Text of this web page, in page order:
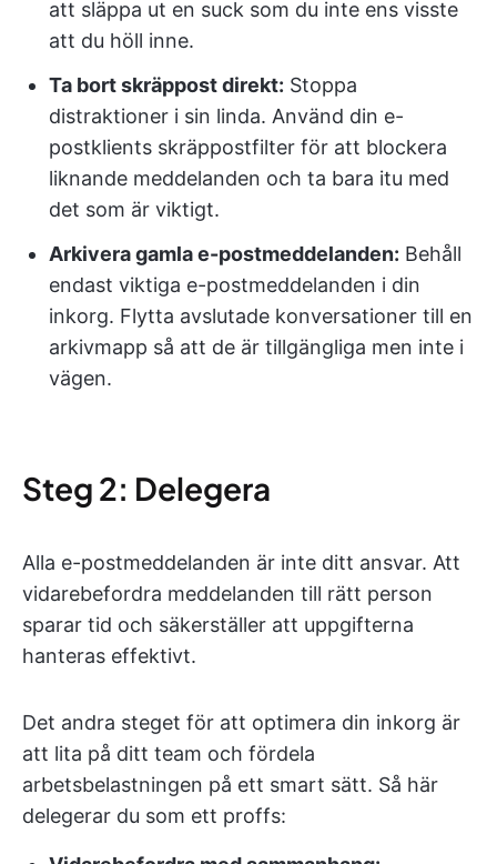
att släppa ut en suck som du inte ens visste
att du höll inne.
Ta bort skräppost direkt: Stoppa
distraktioner i sin linda. Använd din e-
postklients skräppostfilter för att blockera
liknande meddelanden och ta bara itu med
det som är viktigt.
Arkivera gamla e-postmeddelanden: Behåll
endast viktiga e-postmeddelanden i din
inkorg. Flytta avslutade konversationer till en
arkivmapp så att de är tillgängliga men inte i
vägen.
Steg 2: Delegera
Alla e-postmeddelanden är inte ditt ansvar. Att
vidarebefordra meddelanden till rätt person
sparar tid och säkerställer att uppgifterna
hanteras effektivt.
Det andra steget för att optimera din inkorg är
att lita på ditt team och fördela
arbetsbelastningen på ett smart sätt. Så här
delegerar du som ett proffs: